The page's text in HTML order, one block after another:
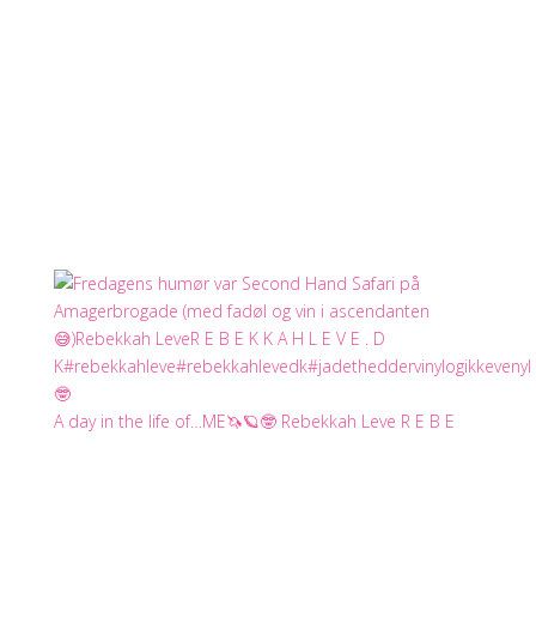
A day in the life of…ME🦄🪐🤓 Rebekkah Leve R E B E